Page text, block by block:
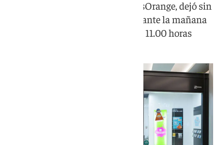
El fallo, originado en la red de MásOrange, dejó sin
cobertura a miles de usuarios durante la mañana
antes de solucionarse antes de las 11.00 horas